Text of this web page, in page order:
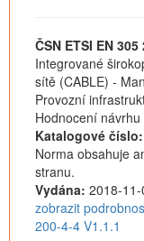
ČSN ETSI EN 305
Integrované
sítě (CABLE) -
Provozní
Hodnocení
Katalogové číslo:
Norma obsahuje
stranu.
Vydána: 2018-11-
zobrazit
200-4-4 V1.1.1